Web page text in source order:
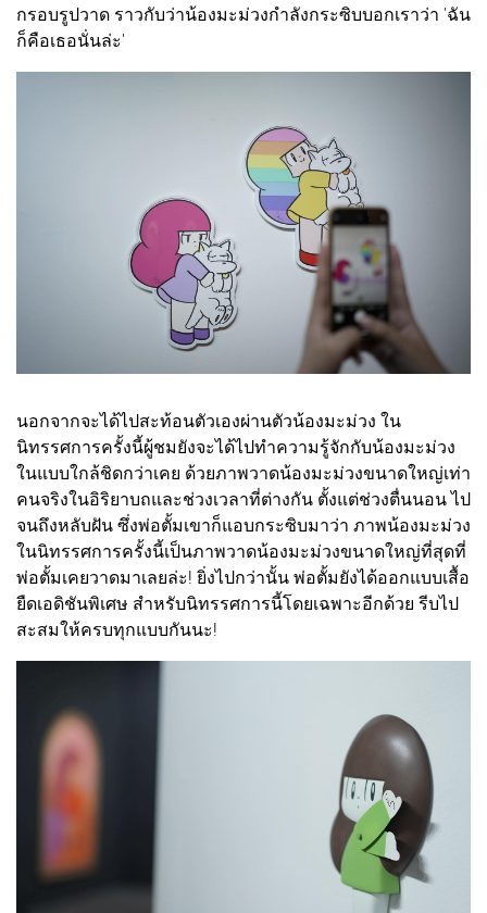
กรอบรูปวาด ราวกับว่าน้องมะม่วงกำลังกระซิบบอกเราว่า 'ฉัน
ก็คือเธอนั่นล่ะ'
นอกจากจะได้ไปสะท้อนตัวเองผ่านตัวน้องมะม่วง ใน
นิทรรศการครั้งนี้ผู้ชมยังจะได้ไปทำความรู้จักกับน้องมะม่วง
ในแบบใกล้ชิดกว่าเคย ด้วยภาพวาดน้องมะม่วงขนาดใหญ่เท่า
คนจริงในอิริยาบถและช่วงเวลาที่ต่างกัน ตั้งแต่ช่วงตื่นนอน ไป
จนถึงหลับฝัน ซึ่งพ่อตั้มเขาก็แอบกระซิบมาว่า ภาพน้องมะม่วง
ในนิทรรศการครั้งนี้เป็นภาพวาดน้องมะม่วงขนาดใหญ่ที่สุดที่
พ่อตั้มเคยวาดมาเลยล่ะ! ยิ่งไปกว่านั้น พ่อตั้มยังได้ออกแบบเสื้อ
ยืดเอดิชันพิเศษ สำหรับนิทรรศการนี้โดยเฉพาะอีกด้วย รีบไป
สะสมให้ครบทุกแบบกันนะ!